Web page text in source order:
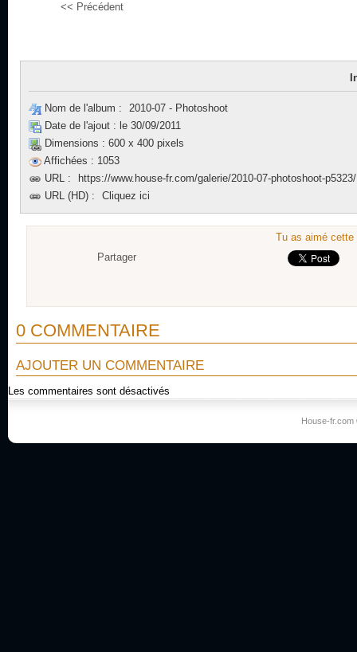
<< Précédent
Nom de l'album :
2010-07 - Photoshoot
Date de l'ajout : le 30/09/2011
Dimensions : 600 x 400 pixels
Affichées : 1053
URL :
https://www.house-fr.com/galerie/2010-07-photoshoot-p5323/
URL (HD) :
Cliquez ici
Tu as aimé
Partager
0 COMMENTAIRE
AJOUTER UN COMMENTAIRE
Les commentaires sont désactivés
House-